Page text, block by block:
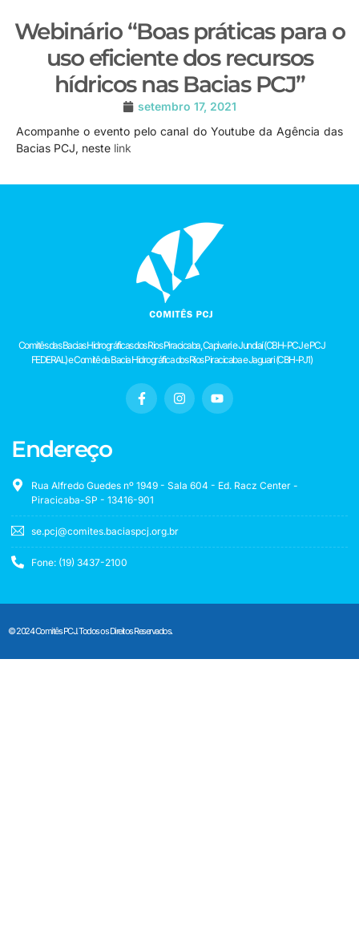
Webinário “Boas práticas para o
uso eficiente dos recursos
hídricos nas Bacias PCJ”
setembro 17, 2021
Acompanhe o evento pelo canal do Youtube da Agência das
Bacias PCJ, neste link
Comitês das Bacias Hidrográficas dos Rios Piracicaba, Capivari e Jundiaí (CBH-PCJ e PCJ
FEDERAL) e Comitê da Bacia Hidrográfica dos Rios Piracicaba e Jaguari (CBH-PJ1)
Endereço
Rua Alfredo Guedes nº 1949 - Sala 604 - Ed. Racz Center -
Piracicaba-SP - 13416-901
se.pcj@comites.baciaspcj.org.br
Fone: (19) 3437-2100
© 2024 Comitês PCJ. Todos os Direitos Reservados.